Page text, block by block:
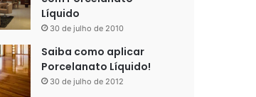
Líquido
30 de julho de 2010
Saiba como aplicar
Porcelanato Líquido!
30 de julho de 2012